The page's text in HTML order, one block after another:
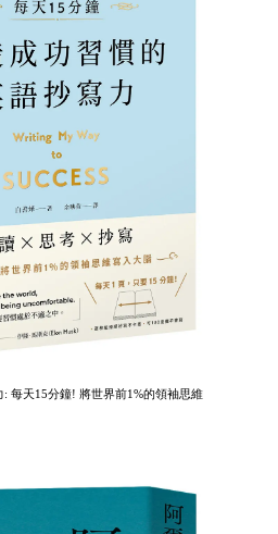
每天15分鐘! 將世界前1%的領袖思維